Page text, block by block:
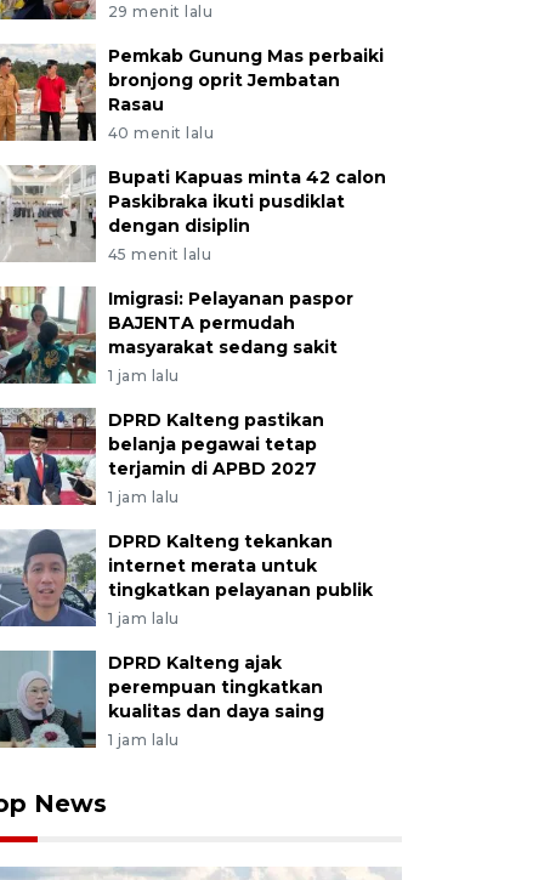
29 menit lalu
Pemkab Gunung Mas perbaiki
bronjong oprit Jembatan
Rasau
40 menit lalu
Bupati Kapuas minta 42 calon
Paskibraka ikuti pusdiklat
dengan disiplin
45 menit lalu
Imigrasi: Pelayanan paspor
BAJENTA permudah
masyarakat sedang sakit
1 jam lalu
DPRD Kalteng pastikan
belanja pegawai tetap
terjamin di APBD 2027
1 jam lalu
DPRD Kalteng tekankan
internet merata untuk
tingkatkan pelayanan publik
1 jam lalu
DPRD Kalteng ajak
perempuan tingkatkan
kualitas dan daya saing
1 jam lalu
News